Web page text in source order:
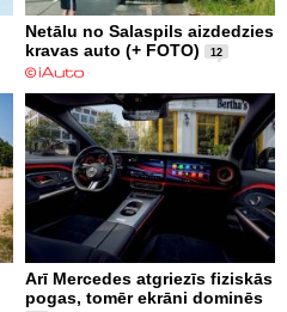
Netālu no Salaspils aizdedzies
kravas auto (+ FOTO)
12
Arī Mercedes atgriezīs fiziskās
pogas, tomēr ekrāni dominēs